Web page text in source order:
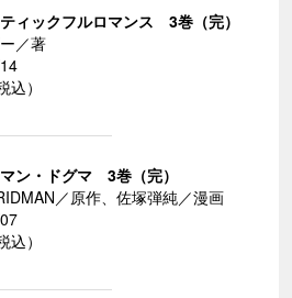
ィックフルロマンス 3巻（完）
／著
）
ン・ドグマ 3巻（完）
／原作、佐塚弾純／漫画
）